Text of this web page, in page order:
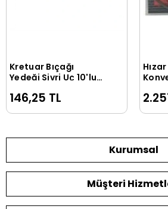
Sepete Ekle
Kretuar Bıçağı
Yedeği Sivri Uç 10'lu
146,25 TL
Kurumsal
Müşteri